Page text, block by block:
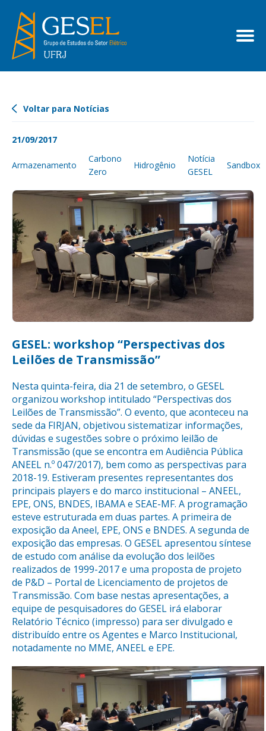
Voltar para Notícias
21/09/2017
Armazenamento
Carbono
Zero
Hidrogênio
Notícia
GESEL
Sandbox
GESEL: workshop “Perspectivas dos
Leilões de Transmissão”
Nesta quinta-feira, dia 21 de setembro, o GESEL
organizou workshop intitulado “Perspectivas dos
Leilões de Transmissão”. O evento, que aconteceu na
sede da FIRJAN, objetivou sistematizar informações,
dúvidas e sugestões sobre o próximo leilão de
Transmissão (que se encontra em Audiência Pública
ANEEL n.º 047/2017), bem como as perspectivas para
2018-19. Estiveram presentes representantes dos
principais players e do marco institucional – ANEEL,
EPE, ONS, BNDES, IBAMA e SEAE-MF. A programação
esteve estruturada em duas partes. A primeira de
exposição da Aneel, EPE, ONS e BNDES. A segunda de
exposição das empresas. O GESEL apresentou síntese
de estudo com análise da evolução dos leilões
realizados de 1999-2017 e uma proposta de projeto
de P&D – Portal de Licenciamento de projetos de
Transmissão. Com base nestas apresentações, a
equipe de pesquisadores do GESEL irá elaborar
Relatório Técnico (impresso) para ser divulgado e
distribuído entre os Agentes e Marco Institucional,
notadamente no MME, ANEEL e EPE.